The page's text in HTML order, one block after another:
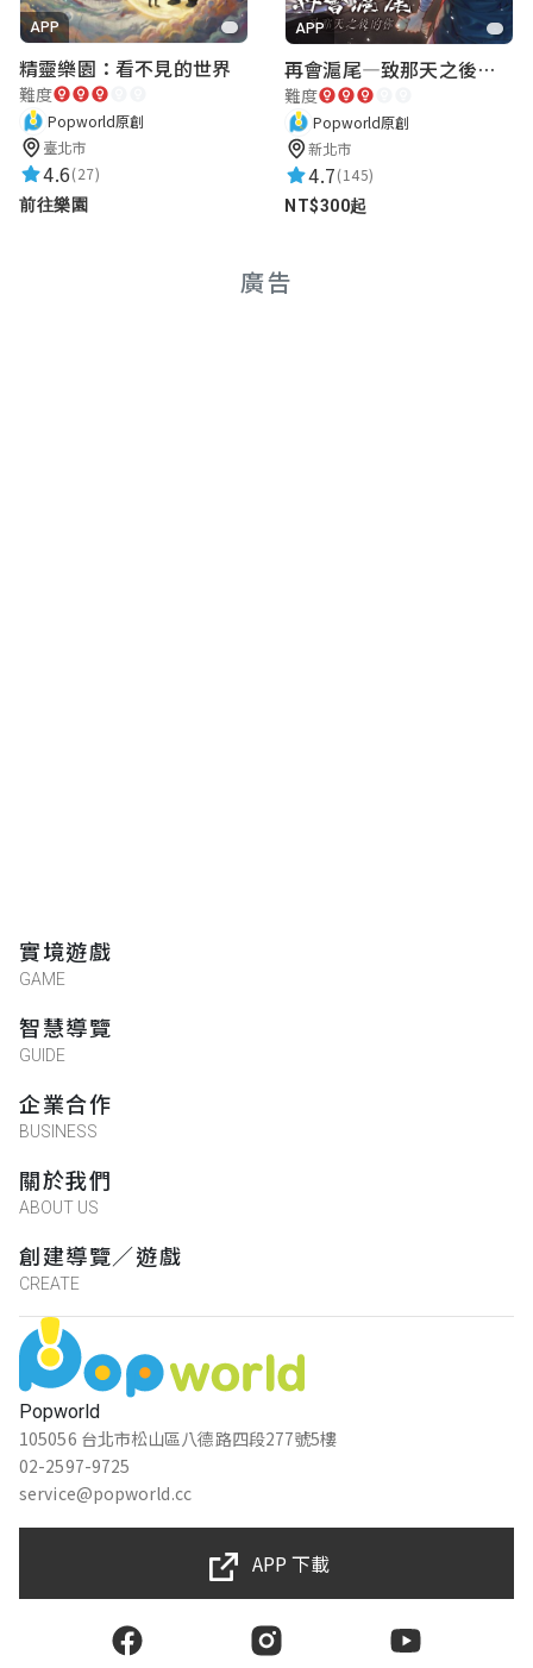
APP
精靈樂園：看不見的世界
難度
Popworld原創
臺北市
4.6(27)
前往樂園
APP
再會滬尾—致那天之後的你｜淡水老街實境遊戲｜實體遊戲盒
難度
Popworld原創
新北市
4.7(145)
NT$300起
廣告
Popworld
105056 台北市松山區八德路四段277號5樓
02-2597-9725
service@popworld.cc
實境遊戲
GAME
智慧導覽
GUIDE
企業合作
BUSINESS
關於我們
ABOUT US
創建導覽／遊戲
CREATE
APP 下載